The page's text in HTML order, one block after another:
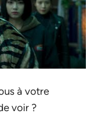
à votre
voir ?